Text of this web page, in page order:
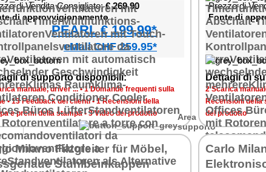
di Vendita Consigliato:€ 269,90
di approvvigionamento
PEARL € 199,99*
eMall CHF 259.95*
di supporto disponibili:
manuale, driver ...•1 Domande frequenti sulla
•13 Feedback dei clienti• 1 Recensioni della
e premi della stampa•3 Video del prodotto
Area di
supporto
Prezzo di
Fonte di
Dettagli di
2 Scarica
Recensioni della
del prodotto
Milano Filzgleiter für Möbel,
Stuhlbeinkappen
Carlo